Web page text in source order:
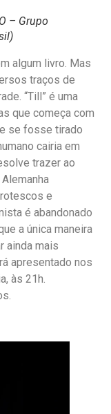
– Grupo
algum livro. Mas
traços de
“Till” é uma
que começa com
se fosse tirado
cairia em
trazer ao
e
é abandonado
a única maneira
ainda mais
apresentado nos
às 21h.